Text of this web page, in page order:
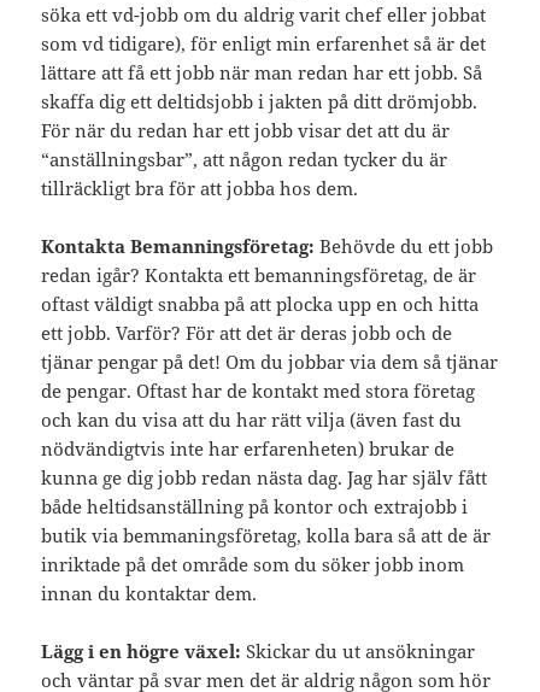
söka ett vd-jobb om du aldrig varit chef eller jobbat
som vd tidigare), för enligt min erfarenhet så är det
lättare att få ett jobb när man redan har ett jobb. Så
skaffa dig ett deltidsjobb i jakten på ditt drömjobb.
För när du redan har ett jobb visar det att du är
“anställningsbar”, att någon redan tycker du är
tillräckligt bra för att jobba hos dem.
Kontakta Bemanningsföretag: Behövde du ett jobb
redan igår? Kontakta ett bemanningsföretag, de är
oftast väldigt snabba på att plocka upp en och hitta
ett jobb. Varför? För att det är deras jobb och de
tjänar pengar på det! Om du jobbar via dem så tjänar
de pengar. Oftast har de kontakt med stora företag
och kan du visa att du har rätt vilja (även fast du
nödvändigtvis inte har erfarenheten) brukar de
kunna ge dig jobb redan nästa dag. Jag har själv fått
både heltidsanställning på kontor och extrajobb i
butik via bemmaningsföretag, kolla bara så att de är
inriktade på det område som du söker jobb inom
innan du kontaktar dem.
Lägg i en högre växel:Skickar du ut ansökningar
och väntar på svar men det är aldrig någon som hör